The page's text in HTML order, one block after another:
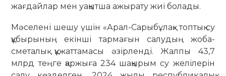
жағдайлар мен уақытша ажырату жиі болады.
Мәселені шешу үшін «Арал-Сарыбұлақ» топтық су
құбырының екінші тармағын салудың жоба-
сметалық құжаттамасы әзірленді. Жалпы 43,7
млрд теңге қаржыға 234 шақырым су желілерін